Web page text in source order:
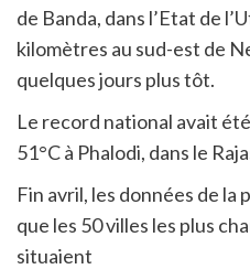
de Banda, dans l’Etat de
kilomètres au sud-est de
quelques jours plus tôt.
Le record national avait
51°C à Phalodi, dans le
Fin avril, les données de
que les 50 villes les plus
situaient